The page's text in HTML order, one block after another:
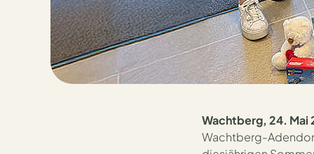
Tombola der
Wachtberg, 24. Mai
Wachtberg-